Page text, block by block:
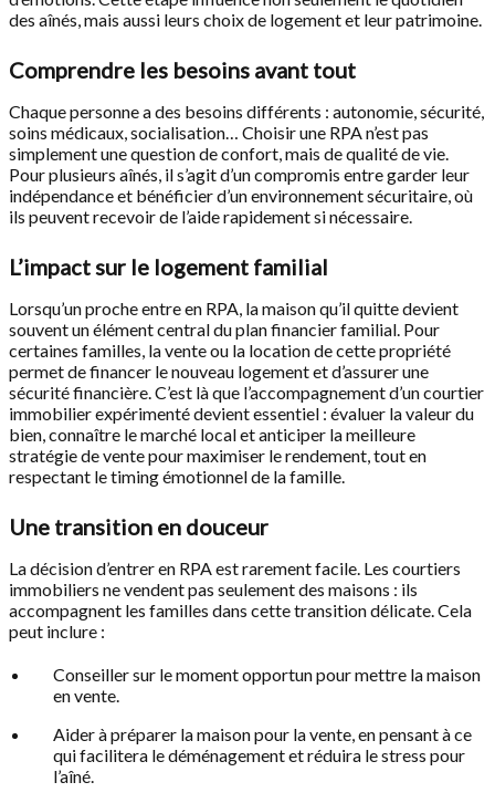
des aînés, mais aussi leurs choix de logement et leur patrimoine.
Comprendre les besoins avant tout
Chaque personne a des besoins différents : autonomie, sécurité,
soins médicaux, socialisation… Choisir une RPA n’est pas
simplement une question de confort, mais de qualité de vie.
Pour plusieurs aînés, il s’agit d’un compromis entre garder leur
indépendance et bénéficier d’un environnement sécuritaire, où
ils peuvent recevoir de l’aide rapidement si nécessaire.
L’impact sur le logement familial
Lorsqu’un proche entre en RPA, la maison qu’il quitte devient
souvent un élément central du plan financier familial. Pour
certaines familles, la vente ou la location de cette propriété
permet de financer le nouveau logement et d’assurer une
sécurité financière. C’est là que l’accompagnement d’un courtier
immobilier expérimenté devient essentiel : évaluer la valeur du
bien, connaître le marché local et anticiper la meilleure
stratégie de vente pour maximiser le rendement, tout en
respectant le timing émotionnel de la famille.
Une transition en douceur
La décision d’entrer en RPA est rarement facile. Les courtiers
immobiliers ne vendent pas seulement des maisons : ils
accompagnent les familles dans cette transition délicate. Cela
peut inclure :
Conseiller sur le moment opportun pour mettre la maison
en vente.
Aider à préparer la maison pour la vente, en pensant à ce
qui facilitera le déménagement et réduira le stress pour
l’aîné.